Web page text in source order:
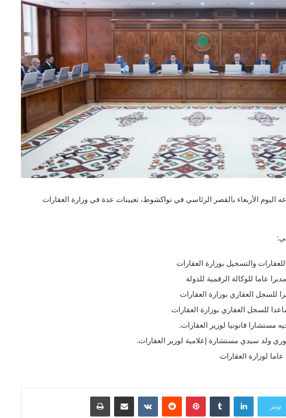
اليوم الأربعاء بالقصر الرئاسي في نواكشوط، تعيينات عدة في وزارة العقارات
والتسجيل بوزارة العقارات
عاما للوكالة الرقمية للدولة
للسجل العقاري بوزارة العقارات
للسجل العقاري بوزارة العقارات
مستشارا قانونيا لوزير العقارات.
ولد سيدي مستشارة إعلامية لوزير العقارات.
لوزارة العقارات
تويتر
لينكدإن بينتيريست مشاركة عبر البريد طباعة